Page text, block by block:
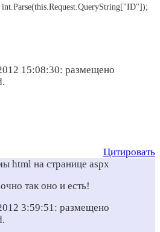
int.Parse(this.Request.QueryString["ID"]);
15:08:30: размещено
Цитировать
html на странице aspx
так оно и есть!
3:59:51: размещено